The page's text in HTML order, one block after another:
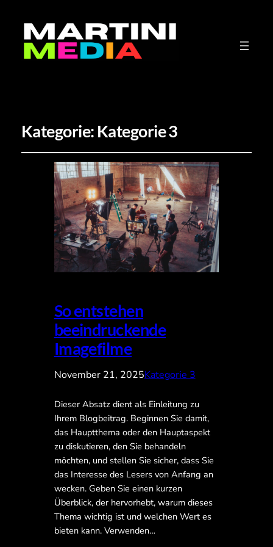
Kategorie: Kategorie 3
So entstehen
beeindruckende
Imagefilme
November 21, 2025Kategorie 3
Dieser Absatz dient als Einleitung zu
Ihrem Blogbeitrag. Beginnen Sie damit,
das Hauptthema oder den Hauptaspekt
zu diskutieren, den Sie behandeln
möchten, und stellen Sie sicher, dass Sie
das Interesse des Lesers von Anfang an
wecken. Geben Sie einen kurzen
Überblick, der hervorhebt, warum dieses
Thema wichtig ist und welchen Wert es
bieten kann. Verwenden…